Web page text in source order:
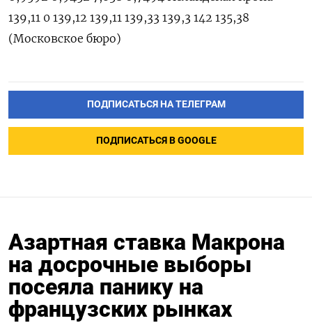
ПОДПИСАТЬСЯ НА ТЕЛЕГРАМ
ПОДПИСАТЬСЯ В GOOGLE
Азартная ставка Макрона
на досрочные выборы
посеяла панику на
французских рынках